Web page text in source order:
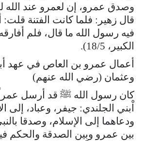
وصدق عمرو، إن لعمرو عند الله
قال زهير: فلما كانت الفتنة قلت:
فيه رسول الله ما قال، فلم
الكبير، 18/5).
أعمال عمرو بن العاص في عهد
وعثمان (رضي الله عنهم)
كان رسول الله ﷺ قد أرسل
اْبني الجلندي: جيفر، وعباد، إلى
ودعاهما إلى الإسلام، وصدقا
بين عمرو وبين الصدقة والحكم